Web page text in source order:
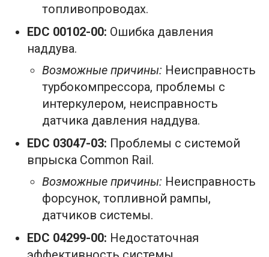
топливопроводах.
EDC 00102-00: Ошибка давления
наддува.
Возможные причины: Неисправность
турбокомпрессора, проблемы с
интеркулером, неисправность
датчика давления наддува.
EDC 03047-03: Проблемы с системой
впрыска Common Rail.
Возможные причины: Неисправность
форсунок, топливной рампы,
датчиков системы.
EDC 04299-00: Недостаточная